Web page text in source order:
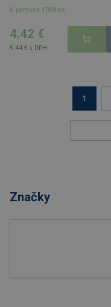
U partnera 1038 ks
4.42 €
5.44 € s DPH
1
Značky